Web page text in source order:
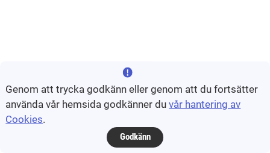
Genom att trycka godkänn eller genom att du fortsätter
använda vår hemsida godkänner duvår hantering av
Cookies.
Godkänn